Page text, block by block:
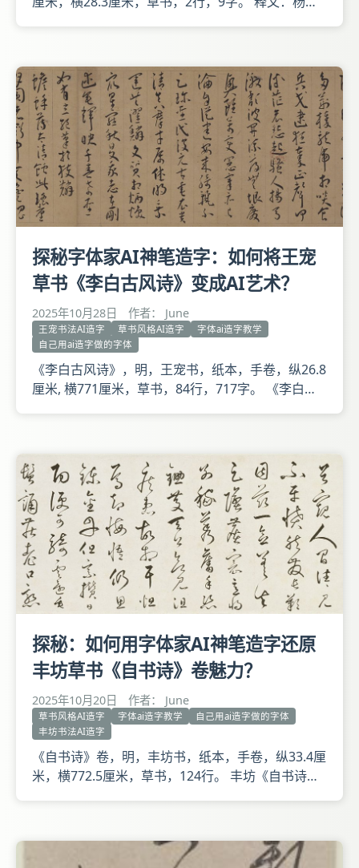
明永写成杨柳外，晓风残月。 此轴书法气势奔放豪
爽，神完气足
探秘字体家AI神笔造字：如何将王宠
草书《李白古风诗》变成AI艺术？
2025年10月28日 作者： June
王宠书法AI造字 草书风格AI造字
字体ai造字教学
自己用ai造字做的字体
《李白古风诗》，明，王宠书，纸本，手卷，纵26.8
厘米, 横771厘米，草书，84行，717字。 《李白古
卷后有裘曰修、侯宝璋题跋。 《李白古风诗》共8首
探秘：如何用字体家AI神笔造字还原
丰坊草书《自书诗》卷魅力？
2025年10月20日 作者： June
草书风格AI造字 字体ai造字教学
自己用ai造字做的字体
丰坊书法AI造字
《自书诗》卷，明，丰坊书，纸本，手卷，纵33.4厘
米，横772.5厘米，草书，124行。 丰坊《自书诗》
二十六年（1547年），丰坊时年56岁。 此卷书法得